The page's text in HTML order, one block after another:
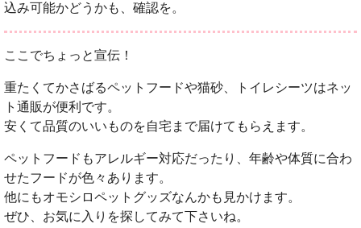
込み可能かどうかも、確認を。
ここでちょっと宣伝！
重たくてかさばるペットフードや猫砂、トイレシーツはネッ
ト通販が便利です。
安くて品質のいいものを自宅まで届けてもらえます。
ペットフードもアレルギー対応だったり、年齢や体質に合わ
せたフードが色々あります。
他にもオモシロペットグッズなんかも見かけます。
ぜひ、お気に入りを探してみて下さいね。